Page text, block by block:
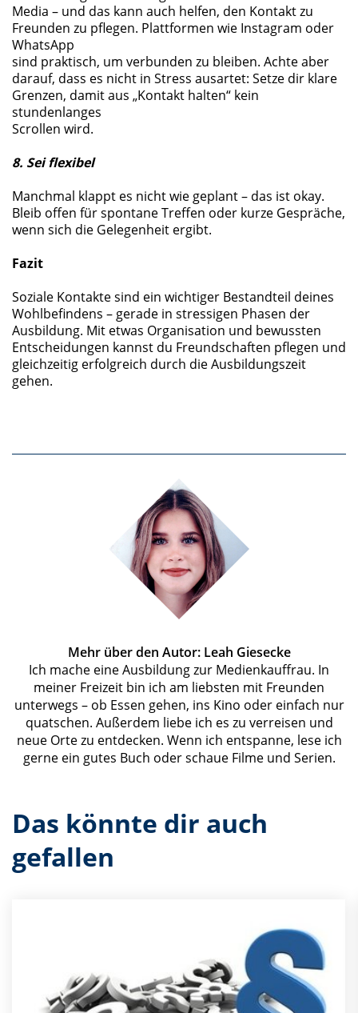
Media – und das kann auch helfen, den Kontakt zu
Freunden zu pflegen. Plattformen wie Instagram oder
WhatsApp
sind praktisch, um verbunden zu bleiben. Achte aber
darauf, dass es nicht in Stress ausartet: Setze dir klare
Grenzen, damit aus „Kontakt halten“ kein
stundenlanges
Scrollen wird.
8. Sei flexibel
Manchmal klappt es nicht wie geplant – das ist okay.
Bleib offen für spontane Treffen oder kurze Gespräche,
wenn sich die Gelegenheit ergibt.
Fazit
Soziale Kontakte sind ein wichtiger Bestandteil deines
Wohlbefindens – gerade in stressigen Phasen der
Ausbildung. Mit etwas Organisation und bewussten
Entscheidungen kannst du Freundschaften pflegen und
gleichzeitig erfolgreich durch die Ausbildungszeit
gehen.
Mehr über den Autor: Leah Giesecke
Ich mache eine Ausbildung zur Medienkauffrau. In
meiner Freizeit bin ich am liebsten mit Freunden
unterwegs – ob Essen gehen, ins Kino oder einfach nur
quatschen. Außerdem liebe ich es zu verreisen und
neue Orte zu entdecken. Wenn ich entspanne, lese ich
gerne ein gutes Buch oder schaue Filme und Serien.
Das könnte dir auch
gefallen